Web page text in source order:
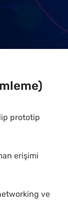
prototip
erişimi
ve